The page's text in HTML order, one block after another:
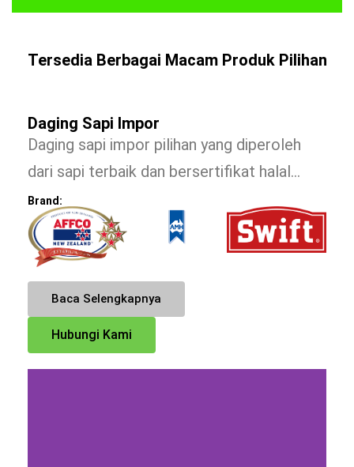
Tersedia Berbagai Macam Produk Pilihan
Daging Sapi Impor
Daging sapi impor pilihan yang diperoleh
dari sapi terbaik dan bersertifikat halal…
Brand:
Baca Selengkapnya
Hubungi Kami